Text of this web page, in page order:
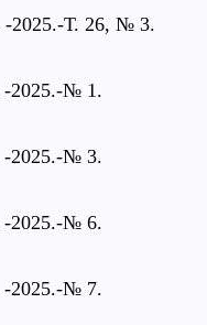
-2025.-Т. 26, № 3.
-2025.-№ 1.
-2025.-№ 3.
-2025.-№ 6.
-2025.-№ 7.